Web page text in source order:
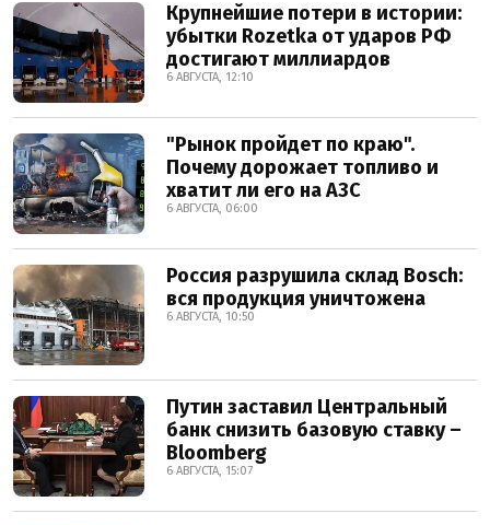
Крупнейшие потери в истории:
убытки Rozetka от ударов РФ
достигают миллиардов
6 АВГУСТА, 12:10
"Рынок пройдет по краю".
Почему дорожает топливо и
хватит ли его на АЗС
6 АВГУСТА, 06:00
Россия разрушила склад Bosch:
вся продукция уничтожена
6 АВГУСТА, 10:50
Путин заставил Центральный
банк снизить базовую ставку –
Bloomberg
6 АВГУСТА, 15:07